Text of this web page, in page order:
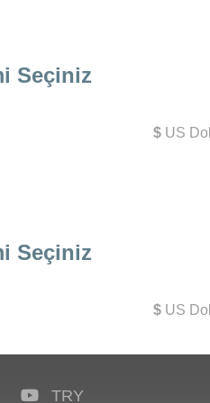
Seçiniz
$US
Seçiniz
$US
TRY